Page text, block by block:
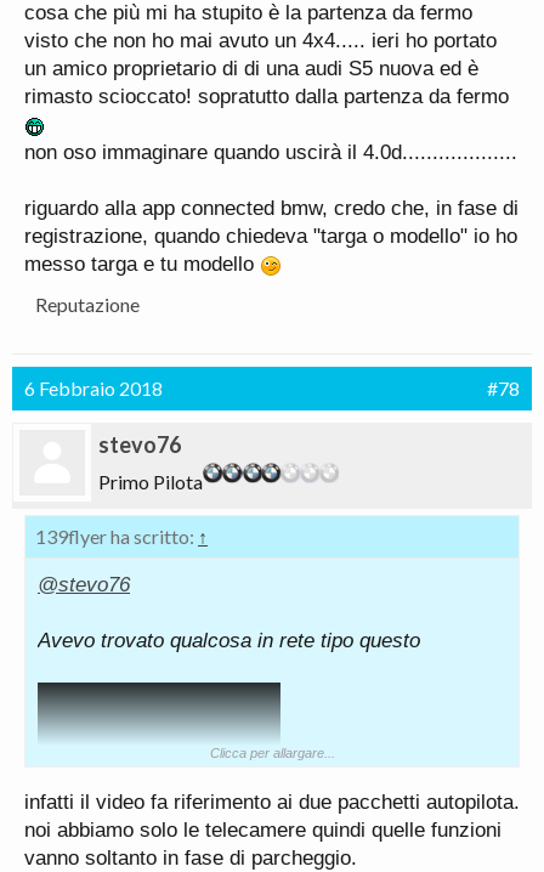
cosa che più mi ha stupito è la partenza da fermo
visto che non ho mai avuto un 4x4..... ieri ho portato
un amico proprietario di di una audi S5 nuova ed è
rimasto scioccato! sopratutto dalla partenza da fermo
non oso immaginare quando uscirà il 4.0d...................
riguardo alla app connected bmw, credo che, in fase di
registrazione, quando chiedeva "targa o modello" io ho
messo targa e tu modello
Reputazione
6 Febbraio 2018 #78
stevo76
Primo Pilota
139flyer ha scritto: ↑
@stevo76
Avevo trovato qualcosa in rete tipo questo
Clicca per allargare...
infatti il video fa riferimento ai due pacchetti autopilota.
noi abbiamo solo le telecamere quindi quelle funzioni
vanno soltanto in fase di parcheggio.